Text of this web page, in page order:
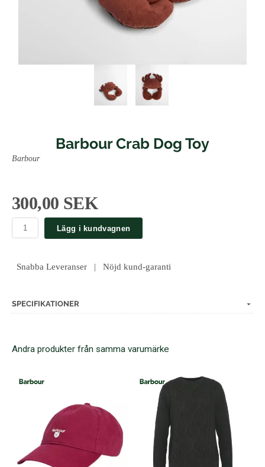
Barbour Crab Dog Toy
Barbour
300,00 SEK
Lägg i kundvagnen
Snabba Leveranser | Nöjd kund-garanti
SPECIFIKATIONER
Andra produkter från samma varumärke